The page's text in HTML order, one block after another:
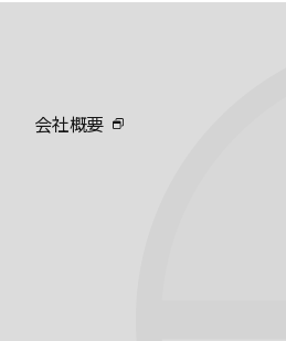
会社概要